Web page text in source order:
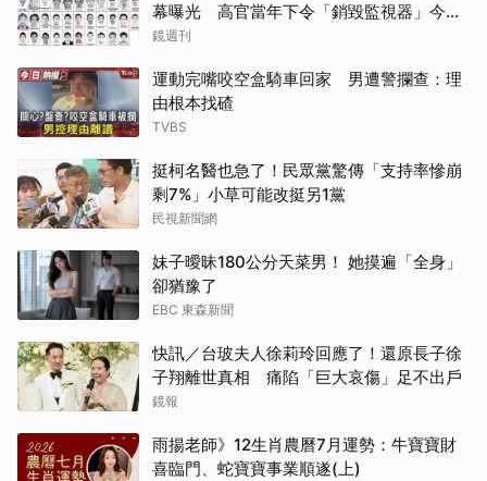
幕曝光 高官當年下令「銷毀監視器」今遭
逮
鏡週刊
運動完嘴咬空盒騎車回家 男遭警攔查：理
由根本找碴
TVBS
挺柯名醫也急了！民眾黨驚傳「支持率慘崩
剩7%」小草可能改挺另1黨
民視新聞網
妹子曖昧180公分天菜男！ 她摸遍「全身」
卻猶豫了
EBC 東森新聞
快訊／台玻夫人徐莉玲回應了！還原長子徐
子翔離世真相 痛陷「巨大哀傷」足不出戶
鏡報
雨揚老師》12生肖農曆7月運勢：牛寶寶財
喜臨門、蛇寶寶事業順遂(上)